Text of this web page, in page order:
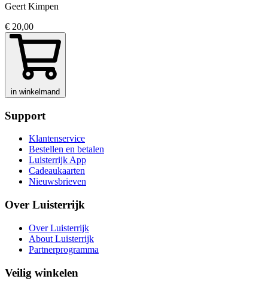
Geert Kimpen
€ 20,00
in winkelmand
Support
Klantenservice
Bestellen en betalen
Luisterrijk App
Cadeaukaarten
Nieuwsbrieven
Over Luisterrijk
Over Luisterrijk
About Luisterrijk
Partnerprogramma
Veilig winkelen